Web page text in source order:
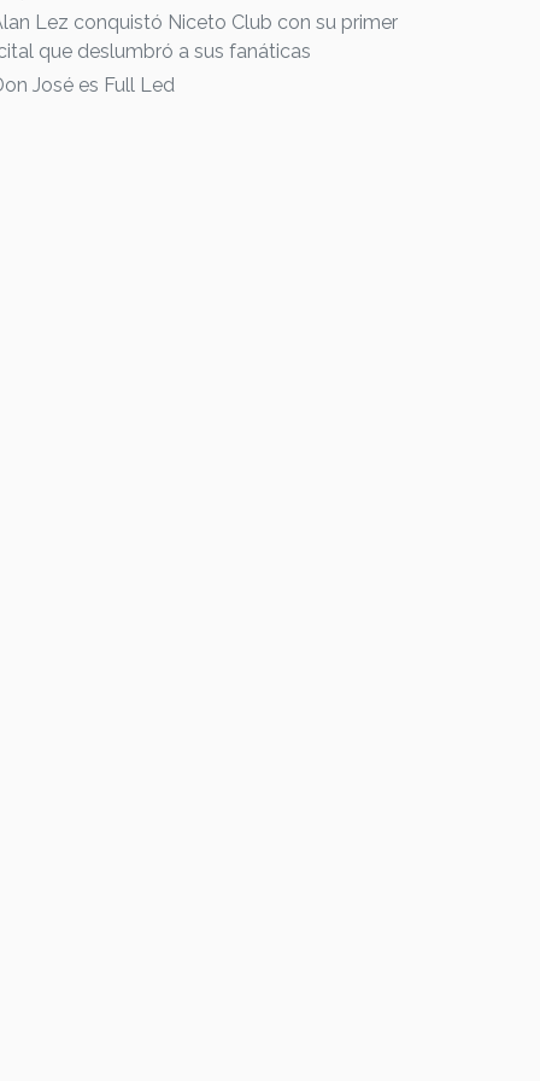
Lez conquistó Niceto Club con su primer
que deslumbró a sus fanáticas
José es Full Led